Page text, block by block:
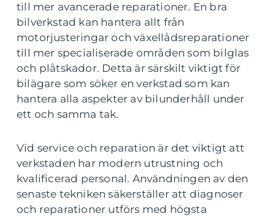
till mer avancerade reparationer. En bra
bilverkstad kan hantera allt från
motorjusteringar och växellådsreparationer
till mer specialiserade områden som bilglas
och plåtskador. Detta är särskilt viktigt för
bilägare som söker en verkstad som kan
hantera alla aspekter av bilunderhåll under
ett och samma tak.
Vid service och reparation är det viktigt att
verkstaden har modern utrustning och
kvalificerad personal. Användningen av den
senaste tekniken säkerställer att diagnoser
och reparationer utförs med högsta